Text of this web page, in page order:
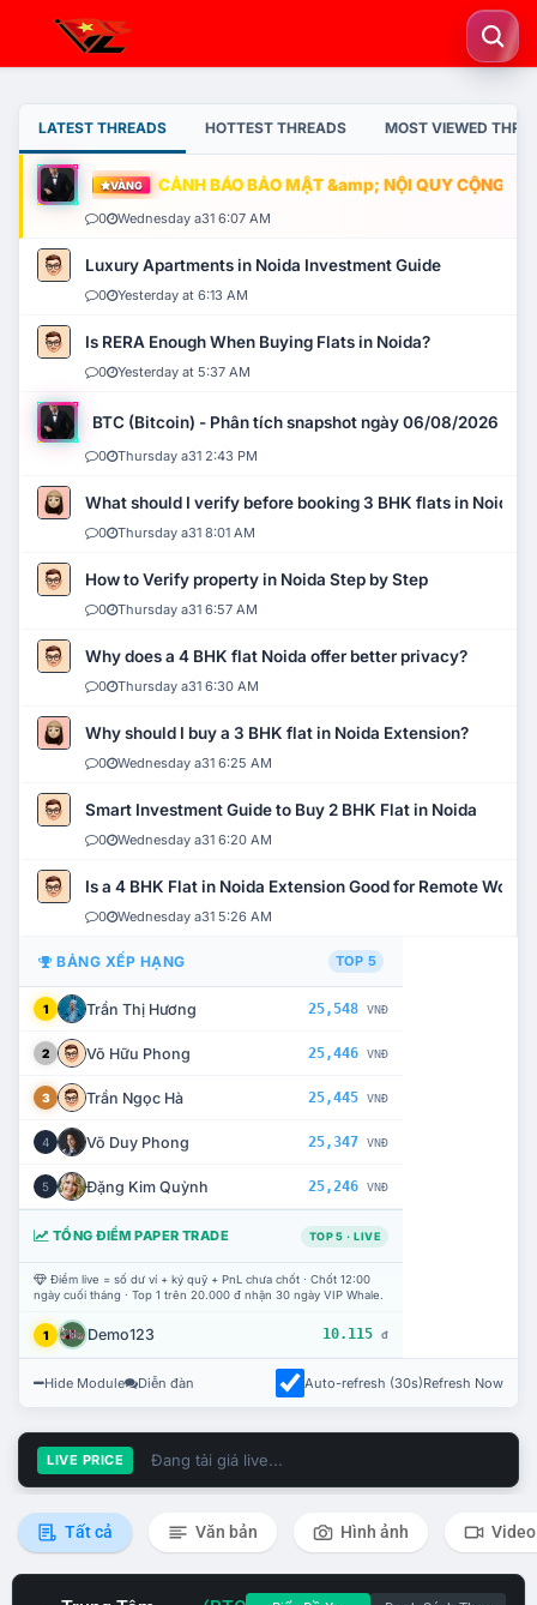
LATEST THREADS HOTTEST THREADS MOST VIEWED
VÀNG CẢNH BÁO BẢO MẬT &amp; NỘI QUY CỘNG
0 Wednesday a31 6:07 AM
Luxury Apartments in Noida Investment Guide
0 Yesterday at 6:13 AM
Is RERA Enough When Buying Flats in Noida?
0 Yesterday at 5:37 AM
BTC (Bitcoin) - Phân tích snapshot ngày 06/08/2026
0 Thursday a31 2:43 PM
What should I verify before booking 3 BHK flats in Noida?
0 Thursday a31 8:01 AM
How to Verify property in Noida Step by Step
0 Thursday a31 6:57 AM
Why does a 4 BHK flat Noida offer better privacy?
0 Thursday a31 6:30 AM
Why should I buy a 3 BHK flat in Noida Extension?
0 Wednesday a31 6:25 AM
Smart Investment Guide to Buy 2 BHK Flat in Noida
0 Wednesday a31 6:20 AM
Is a 4 BHK Flat in Noida Extension Good for Remote Work?
0 Wednesday a31 5:26 AM
BẢNG XẾP HẠNG TOP 5
1 Trần Thị Hương 25,548 VNĐ
2 Võ Hữu Phong 25,446 VNĐ
3 Trần Ngọc Hà 25,445 VNĐ
4 Võ Duy Phong 25,347 VNĐ
5 Đặng Kim Quỳnh 25,246 VNĐ
TỔNG ĐIỂM PAPER TRADE TOP 5 · LIVE
Điểm live = số dư ví + ký quỹ + PnL chưa chốt · Chốt 12:00
ngày cuối tháng · Top 1 trên 20.000 đ nhận 30 ngày VIP Whale.
1 Demo123 10.115 đ
Hide Module Diễn đàn Auto-refresh (30s)Refresh Now
LIVE PRICE Đang tải giá live...
Tất cả Văn bản Hình ảnh Video